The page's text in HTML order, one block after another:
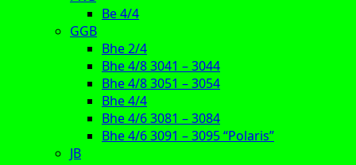
Be 4/4
GGB
Bhe 2/4
Bhe 4/8 3041 – 3044
Bhe 4/8 3051 – 3054
Bhe 4/4
Bhe 4/6 3081 – 3084
Bhe 4/6 3091 – 3095 “Polaris”
JB